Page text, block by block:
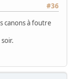
#36
canons à foutre